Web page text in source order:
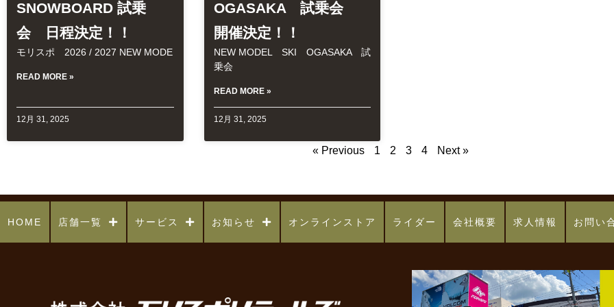
SNOWBOARD 試乗
会 日程決定！！
モリスポ 2026 / 2027 NEW MODE
READ MORE »
12月 31, 2025
OGASAKA 試乗会
開催決定！！
NEW MODEL SKI OGASAKA 試
乗会
READ MORE »
12月 31, 2025
« Previous 1 2 3 4 Next »
HOME 店舗一覧 サービス お知らせ オンラインストア ライダー 会社概要 求人情報 お問い